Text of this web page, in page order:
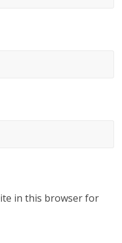
in this browser for